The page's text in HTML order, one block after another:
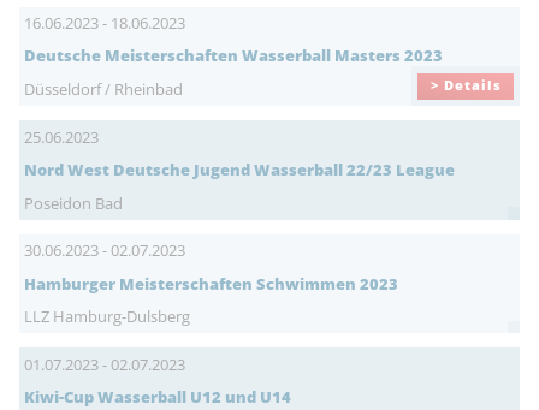
16.06.2023 - 18.06.2023
Deutsche Meisterschaften Wasserball Masters 2023
Düsseldorf / Rheinbad
> Details
25.06.2023
Nord West Deutsche Jugend Wasserball 22/23 League
Poseidon Bad
30.06.2023 - 02.07.2023
Hamburger Meisterschaften Schwimmen 2023
LLZ Hamburg-Dulsberg
01.07.2023 - 02.07.2023
Kiwi-Cup Wasserball U12 und U14